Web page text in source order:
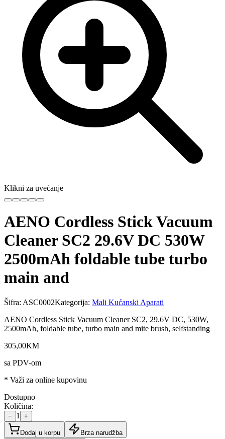
Klikni za uvećanje
AENO Cordless Stick Vacuum
Cleaner SC2 29.6V DC 530W
2500mAh foldable tube turbo
main and
Šifra: ASC0002Kategorija: Mali Kućanski Aparati
AENO Cordless Stick Vacuum Cleaner SC2, 29.6V DC, 530W,
2500mAh, foldable tube, turbo main and mite brush, selfstanding
305,00KM
sa PDV-om
* Važi za online kupovinu
Dostupno
Količina:
− 1 +
Dodaj u korpu Brza narudžba